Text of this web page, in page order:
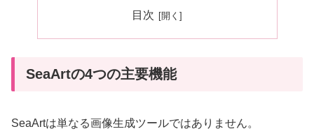
目次
SeaArtの4つの主要機能
SeaArtは単なる画像生成ツールではありません。